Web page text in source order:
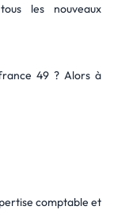
les nouveaux
49 ? Alors à
comptable et